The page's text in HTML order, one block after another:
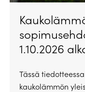
1.10.2026
Tässä
kaukolämmön